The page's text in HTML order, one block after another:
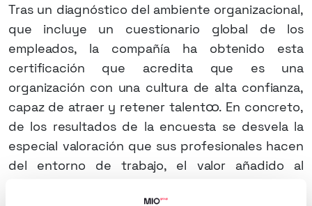
Tras un diagnóstico del ambiente organizacional,
que incluye un cuestionario global de los
empleados, la compañía ha obtenido esta
certificación que acredita que es una
organización con una cultura de alta confianza,
capaz de atraer y retener talentထ. En concreto,
de los resultados de la encuesta se desvela la
especial valoración que sus profesionales hacen
del entorno de trabajo, el valor añadido al